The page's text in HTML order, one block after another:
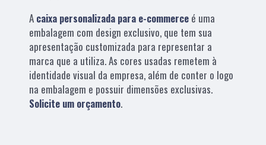
A caixa personalizada para e-commerce é uma
embalagem com design exclusivo, que tem sua
apresentação customizada para representar a
marca que a utiliza. As cores usadas remetem à
identidade visual da empresa, além de conter o logo
na embalagem e possuir dimensões exclusivas.
Solicite um orçamento.